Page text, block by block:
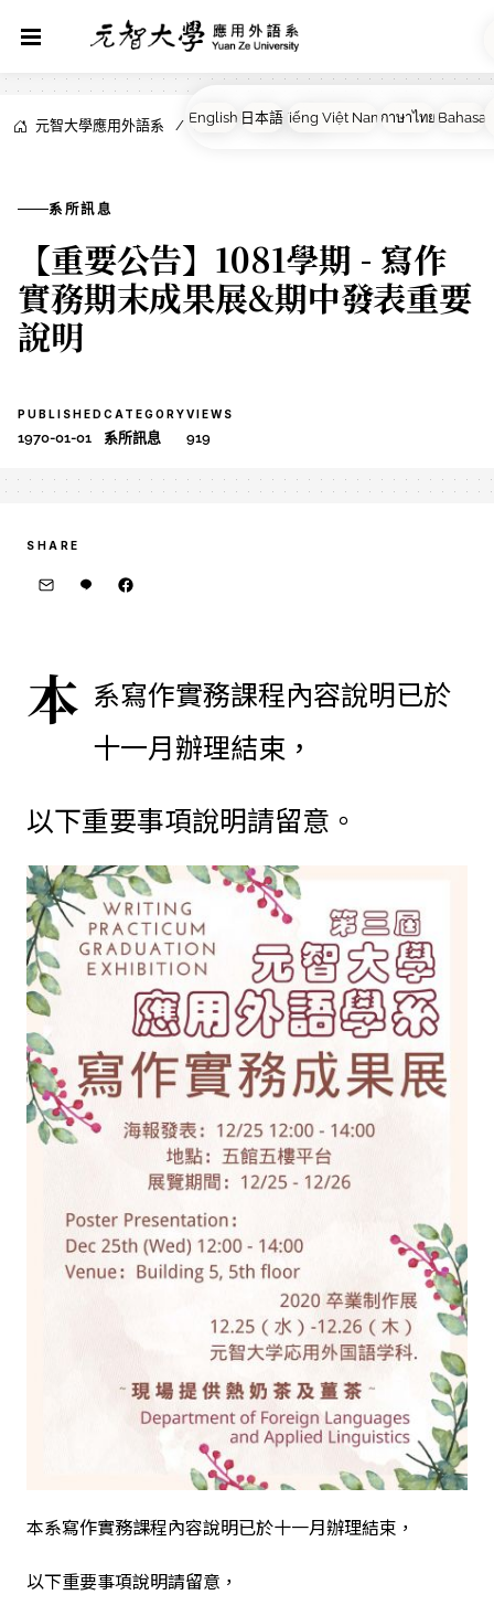
元智大學應用外語系 NEWS 系所訊息
系所訊息
【重要公告】1081學期 - 寫作
實務期末成果展&期中發表重要
說明
PUBLISHED
1970-01-01
CATEGORY
系所訊息
VIEWS
919
SHARE
本 系寫作實務課程內容說明已於
十一月辦理結束，
以下重要事項說明請留意。
本系寫作實務課程內容說明已於十一月辦理結束，
以下重要事項說明請留意，